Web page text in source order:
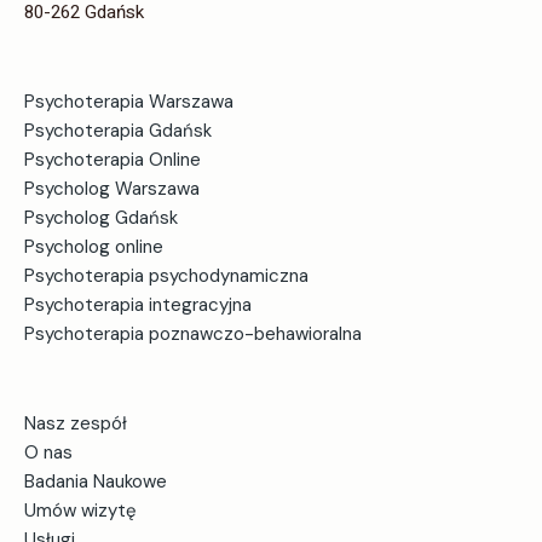
z tego rzeczywiście błędne koło.
kontroluje się w seksie. Kontroluje się ze swoimi
reakcjami seksualnymi, nie są spontaniczne,
swobodne. Zastanawiają się, jak zostaną odebrane, jak
wygląda ich ciało, jak zareaguje ich partner czy
partnerka. Za dużo jest w tym myślenia, a w seksie
chodzi o spontaniczność, swobodę i wyzwolenie.
Chciałabym poruszyć wątek pornografii. Czy warto
zapraszać do swojej relacji pornografię?
przemocy, agresji, przedmiotowego traktowania kobiet,
to nie ma szansy, żeby to było przyjemne. Natomiast
jest bardzo dużo filmów pornograficznych, robionych
przez uznane reżyserki, gdzie jest pokazana cała
relacja seksualna. Od budowania kontaktu, bycia razem,
80-262 Gdańsk
Psychoterapia Warszawa
Psychoterapia Gdańsk
Psychoterapia Online
Psycholog Warszawa
Psycholog Gdańsk
Psycholog online
Psychoterapia psychodynamiczna
Psychoterapia integracyjna
Psychoterapia poznawczo-behawioralna
Nasz zespół
O nas
Badania Naukowe
Umów wizytę